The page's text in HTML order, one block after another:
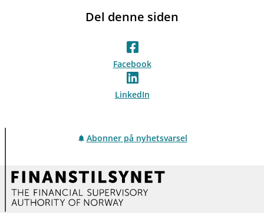
Del denne siden
Facebook
LinkedIn
Abonner på nyhetsvarsel